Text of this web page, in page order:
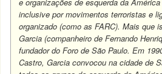
inclusive por movimentos terroristas e
organizado (como as FARC). Mais que
Garcia (companheiro de Fernando
fundador do Foro de São Paulo. Em
Castro, Garcia convocou na cidade de